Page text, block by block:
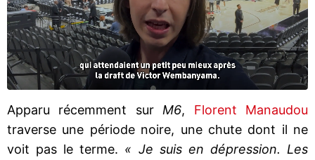
Apparu récemment surM6, Florent Manaudou
traverse une période noire, une chute dont il ne
voit pas le terme. « Je suis en dépression. Les